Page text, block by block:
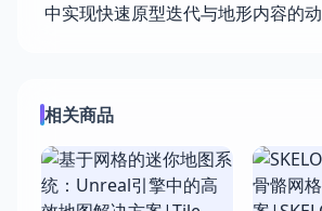
中实现快速原型迭代与地形内容的动
相关商品